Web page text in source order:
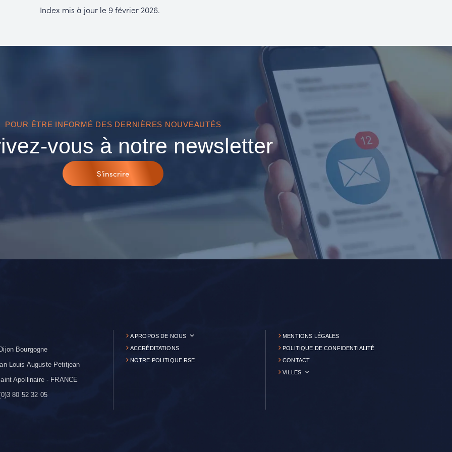
Index mis à jour le 9 février 2026.
POUR ÊTRE INFORMÉ DES DERNIÈRES NOUVEAUTÉS
vous à notre newsletter
S'inscrire
Bourgogne
Louis Auguste Petitjean
Apollinaire - FRANCE
80 52 32 05
A PROPOS DE NOUS
ACCRÉDITATIONS
NOTRE POLITIQUE RSE
MENTIONS LÉGALES
POLITIQUE DE CONFIDENTIALITÉ
CONTACT
VILLES